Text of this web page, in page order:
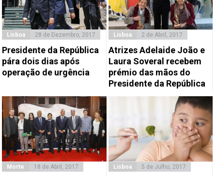
Lisboa 28 de Dezembro, 2017
Presidente da República
pára dois dias após
operação de urgência
Lisboa 2 de Abril, 2017
Atrizes Adelaide João e
Laura Soveral recebem
prémio das mãos do
Presidente da República
Morte 18 de Abril, 2017 Lisboa 5 de Julho, 2017